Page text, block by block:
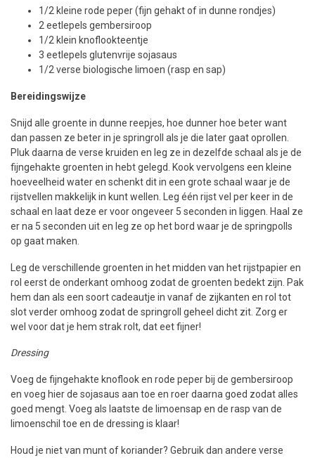
1/2 kleine rode peper (fijn gehakt of in dunne rondjes)
2 eetlepels gembersiroop
1/2 klein knoflookteentje
3 eetlepels glutenvrije sojasaus
1/2 verse biologische limoen (rasp en sap)
Bereidingswijze
Snijd alle groente in dunne reepjes, hoe dunner hoe beter want
dan passen ze beter in je springroll als je die later gaat oprollen.
Pluk daarna de verse kruiden en leg ze in dezelfde schaal als je de
fijngehakte groenten in hebt gelegd. Kook vervolgens een kleine
hoeveelheid water en schenkt dit in een grote schaal waar je de
rijstvellen makkelijk in kunt wellen. Leg één rijst vel per keer in de
schaal en laat deze er voor ongeveer 5 seconden in liggen. Haal ze
er na 5 seconden uit en leg ze op het bord waar je de springpolls
op gaat maken.
Leg de verschillende groenten in het midden van het rijstpapier en
rol eerst de onderkant omhoog zodat de groenten bedekt zijn. Pak
hem dan als een soort cadeautje in vanaf de zijkanten en rol tot
slot verder omhoog zodat de springroll geheel dicht zit. Zorg er
wel voor dat je hem strak rolt, dat eet fijner!
Dressing
Voeg de fijngehakte knoflook en rode peper bij de gembersiroop
en voeg hier de sojasaus aan toe en roer daarna goed zodat alles
goed mengt. Voeg als laatste de limoensap en de rasp van de
limoenschil toe en de dressing is klaar!
Houd je niet van munt of koriander? Gebruik dan andere verse